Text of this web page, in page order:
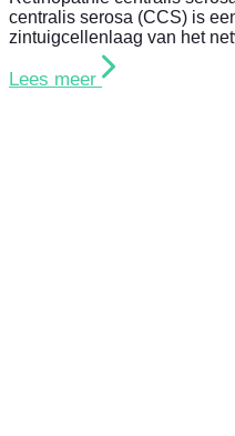
centralis serosa (CCS) is
zintuigcellenlaag van het
Lees meer